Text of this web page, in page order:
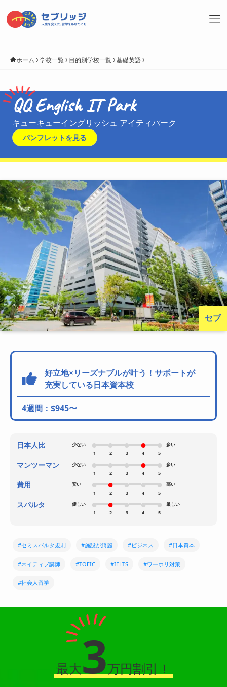
ホーム 学校一覧 目的別学校一覧 基礎英語
QQ English IT Park
キューキューイングリッシュ アイティパーク
パンフレットを見る
セブ
好立地×リーズナブルが叶う！サポートが
充実している日本資本校
4週間：$945〜
日本人比
少ない
1
2 3 4 5
多い
マンツーマン
少ない
1
2 3 4 5
多い
費用
安い
1
2 3 4 5
高い
スパルタ
優しい
1
2 3 4 5
厳しい
#セミスパルタ規則 #施設が綺麗 #ビジネス #日本資本
#ネイティブ講師 #TOEIC #IELTS #ワーホリ対策
#社会人留学
最大3万円割引！